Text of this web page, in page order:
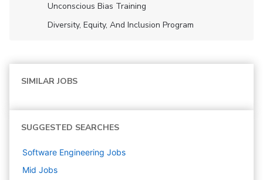
Unconscious Bias Training
Diversity, Equity, And Inclusion Program
SIMILAR JOBS
SUGGESTED SEARCHES
Software Engineering Jobs
Mid Jobs